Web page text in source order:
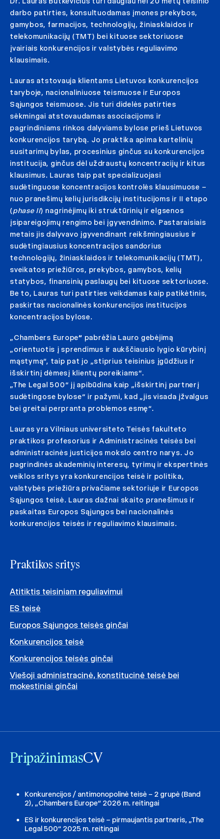
darbo patirties, konsultuodamas įmones prekybos,
gamybos, farmacijos, technologijų, žiniasklaidos ir
telekomunikacijų (TMT) bei kituose sektoriuose
įvairiais konkurencijos ir valstybės reguliavimo
klausimais.
Lauras atstovauja klientams Lietuvos konkurencijos
taryboje, nacionaliniuose teismuose ir Europos
Sąjungos teismuose. Jis turi didelės patirties
sėkmingai atstovaudamas asociacijoms ir
pagrindiniams rinkos dalyviams bylose prieš Lietuvos
konkurencijos tarybą. Jo praktika apima kartelinių
susitarimų bylas, procesinius ginčus su konkurencijos
institucija, ginčus dėl uždraustų koncentracijų ir kitus
klausimus. Lauras taip pat specializuojasi
sudėtinguose koncentracijos kontrolės klausimuose –
nuo pranešimų kelių jurisdikcijų institucijoms ir II etapo
(phase II) nagrinėjimų iki struktūrinių ir elgsenos
įsipareigojimų rengimo bei įgyvendinimo. Pastaraisiais
metais jis dalyvavo įgyvendinant reikšmingiausius ir
sudėtingiausius koncentracijos sandorius
technologijų, žiniasklaidos ir telekomunikacijų (TMT),
sveikatos priežiūros, prekybos, gamybos, kelių
statybos, finansinių paslaugų bei kituose sektoriuose.
Be to, Lauras turi patirties veikdamas kaip patikėtinis,
paskirtas nacionalinės konkurencijos institucijos
koncentracijos bylose.
„Chambers Europe“ pabrėžia Lauro gebėjimą
„orientuotis į sprendimus ir aukščiausio lygio kūrybinį
mąstymą“, taip pat jo „stiprius teisinius įgūdžius ir
išskirtinį dėmesį klientų poreikiams“.
„The Legal 500“ jį apibūdina kaip „išskirtinį partnerį
sudėtingose bylose“ ir pažymi, kad „jis visada įžvalgus
bei greitai perpranta problemos esmę“.
Lauras yra Vilniaus universiteto Teisės fakulteto
praktikos profesorius ir Administracinės teisės bei
administracinės justicijos mokslo centro narys. Jo
pagrindinės akademinių interesų, tyrimų ir ekspertinės
veiklos sritys yra konkurencijos teisė ir politika,
valstybės priežiūra privačiame sektoriuje ir Europos
Sąjungos teisė. Lauras dažnai skaito pranešimus ir
paskaitas Europos Sąjungos bei nacionalinės
konkurencijos teisės ir reguliavimo klausimais.
Praktikos sritys
Atitiktis teisiniam reguliavimui
ES teisė
Europos Sąjungos teisės ginčai
Konkurencijos teisė
Konkurencijos teisės ginčai
Viešoji administracinė, konstitucinė teisė bei
mokestiniai ginčai
PripažinimasCV
Konkurencijos / antimonopolinė teisė – 2 grupė (Band
2), „Chambers Europe“ 2026 m. reitingai
ES ir konkurencijos teisė – pirmaujantis partneris, „The
Legal 500“ 2025 m. reitingai